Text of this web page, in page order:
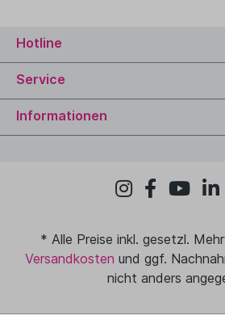
Hotline
Service
Informationen
* Alle Preise inkl. gesetzl.
Versandkosten und ggf.
nicht anders